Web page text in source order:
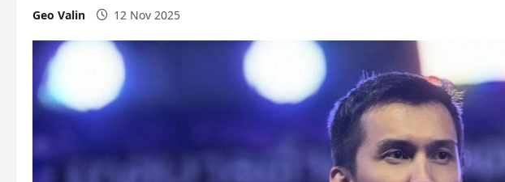
Geo Valin 12 Nov 2025